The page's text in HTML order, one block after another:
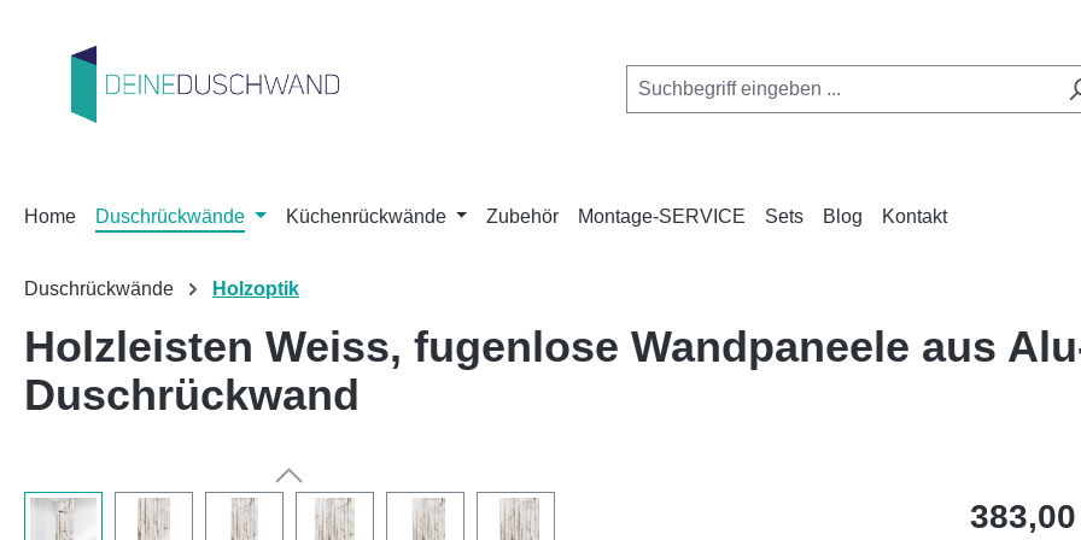
Home Duschrückwände Küchenrückwände Zubehör Montage-SERVICE Sets Blog Kontakt
Duschrückwände Holzoptik
Holzleisten Weiss, fugenlose Wandpaneele aus
Duschrückwand
Regulärer